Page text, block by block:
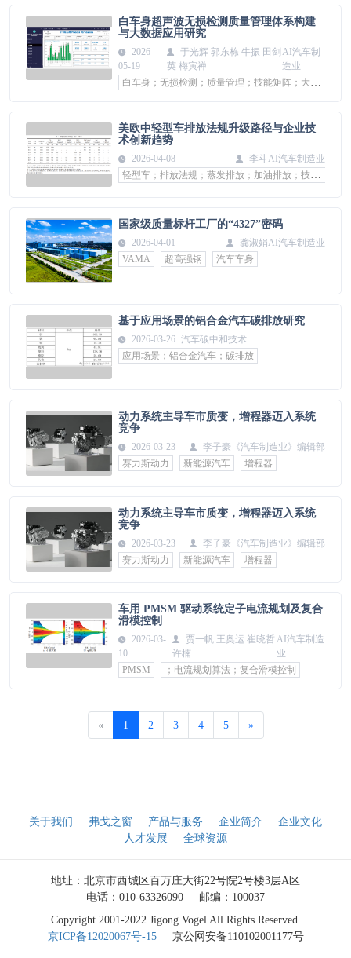
白车身超声波无损检测质量管理体系构建
与大数据应用研究
2026-
05-19
于光辉 郭东栋 牛振 田剑
英 梅寅禅
AI汽车制
造业
美欧中轻型车排放法规升级路径与企业技
术创新趋势
2026-04-08 李斗AI汽车制造业
国家级质量标杆工厂的“4327”密码
2026-04-01 龚淑娟AI汽车制造业
VAMA
超高强钢 汽车车身
基于应用场景的铝合金汽车碳排放研究
2026-03-26 汽车碳中和技术
应用场景；铝合金汽车；碳排放
动力系统主导车市质变，增程器迈入系统
竞争
2026-03-23 李子豪 《汽车制造业》编辑部
赛力斯动力
新能源汽车 增程器
动力系统主导车市质变，增程器迈入系统
竞争
2026-03-23 李子豪 《汽车制造业》编辑部
赛力斯动力
新能源汽车 增程器
车用 PMSM 驱动系统定子电流规划及复合
滑模控制
2026-03-
10
贾一帆 王奥运 崔晓哲
许楠
AI汽车制造
业
PMSM
；电流规划算法；复合滑模控制
« 1 2 3 4 5 »
关于我们 弗戈之窗 产品与服务 企业简介
企业文化
人才发展
全球资源
地址：北京市西城区百万庄大街22号院2号楼3层A区
电话：010-63326090
邮编：100037
Copyright 2001-2022 Jigong Vogel All Rights Reserved.
京ICP备12020067号-15
京公网安备110102001177号